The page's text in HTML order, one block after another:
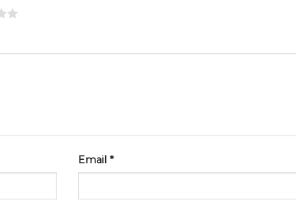
Email *